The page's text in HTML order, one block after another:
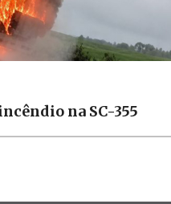
na SC-355